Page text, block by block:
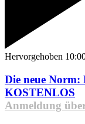
Hervorgehoben
Die neue Norm:
KOSTENLOS
Anmeldung